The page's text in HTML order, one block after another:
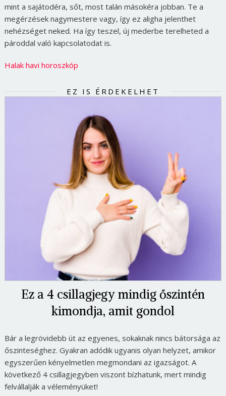
mint a sajátodéra, sőt, most talán másokéra jobban. Te a
megérzések nagymestere vagy, így ez aligha jelenthet
nehézséget neked. Ha így teszel, új mederbe terelheted a
pároddal való kapcsolatodat is.
Halak havi horoszkóp
EZ IS ÉRDEKELHET
Ez a 4 csillagjegy mindig őszintén
kimondja, amit gondol
Bár a legrövidebb út az egyenes, sokaknak nincs bátorsága az
őszinteséghez. Gyakran adódik ugyanis olyan helyzet, amikor
egyszerűen kényelmetlen megmondani az igazságot. A
következő 4 csillagjegyben viszont bízhatunk, mert mindig
felvállalják a véleményüket!